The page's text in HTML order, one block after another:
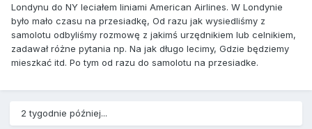
Londynu do NY leciałem liniami American Airlines. W Londynie
było mało czasu na przesiadkę, Od razu jak wysiedliśmy z
samolotu odbyliśmy rozmowę z jakimś urzędnikiem lub celnikiem,
zadawał różne pytania np. Na jak długo lecimy, Gdzie będziemy
mieszkać itd. Po tym od razu do samolotu na przesiadke.
2 tygodnie później...